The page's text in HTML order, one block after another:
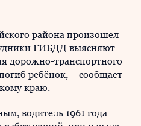
района произошел
ГИБДД выясняют
дорожно-транспортного
ребёнок, – сообщает
краю.
водитель 1961 года